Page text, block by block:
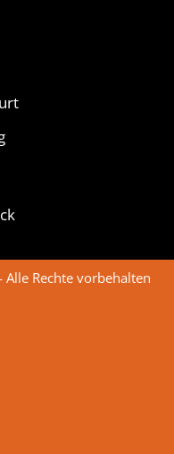
Rechte vorbehalten